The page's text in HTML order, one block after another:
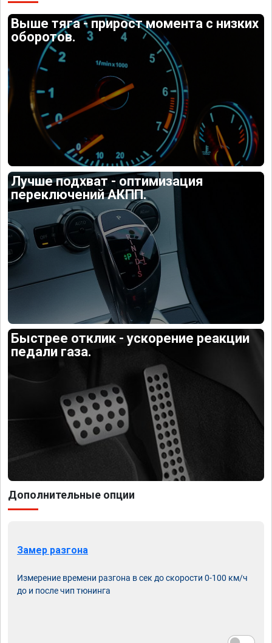
Выше тяга - прирост момента с низких
оборотов.
Лучше подхват - оптимизация
переключений АКПП.
Быстрее отклик - ускорение реакции
педали газа.
Дополнительные опции
Замер разгона
Измерение времени разгона в сек до скорости 0-100 км/ч
до и после чип тюнинга